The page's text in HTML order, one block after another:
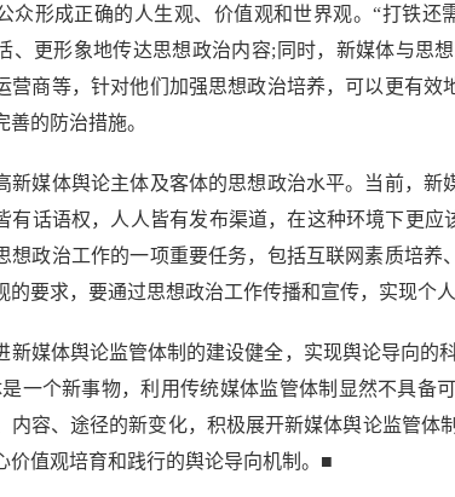
众形成正确的人生观、价值观和世界观。“打铁
、更形象地传达思想政治内容;同时，新媒体与思
营商等，针对他们加强思想政治培养，可以更有
的防治措施。
体舆论主体及客体的思想政治水平。当前，新
有话语权，人人皆有发布渠道，在这种环境下更
想政治工作的一项重要任务，包括互联网素质培
的要求，要通过思想政治工作传播和宣传，实现个
体舆论监管体制的建设健全，实现舆论导向的
是一个新事物，利用传统媒体监管体制显然不具
内容、途径的新变化，积极展开新媒体舆论监管体
价值观培育和践行的舆论导向机制。■